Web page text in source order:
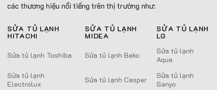
các thương hiệu nổi tiếng trên thị trường như:
SỬA TỦ LẠNH
HITACHI
SỬA TỦ LẠNH
MIDEA
SỬA TỦ LẠNH
LG
Sửa tủ lạnh Toshiba Sửa tủ lạnh Beko
Sửa tủ lạnh
Aqua
Sửa tủ lạnh
Electrolux
Sửa tủ lạnh Casper
Sửa tủ lạnh
Sanyo